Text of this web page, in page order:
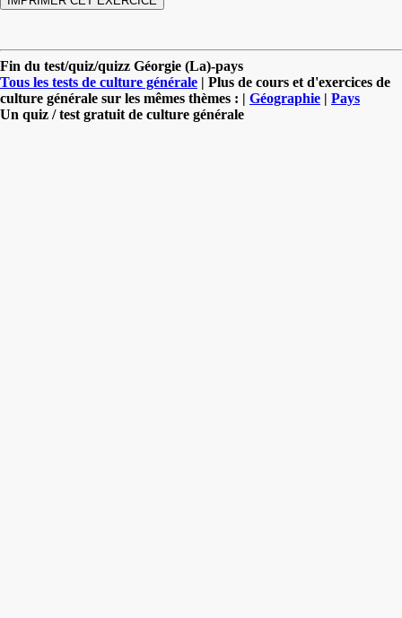
Fin du test/quiz/quizz Géorgie (La)-pays
Tous les tests de culture générale | Plus de cours et d'exercices de
culture générale sur les mêmes thèmes : | Géographie | Pays
Un quiz / test gratuit de culture générale